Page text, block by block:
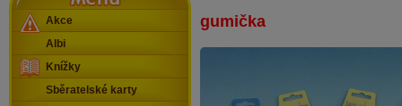
gumička
Akce
Albi
Knížky
Sběratelské karty